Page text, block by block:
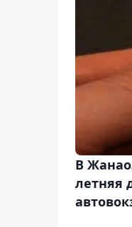
В
летняя